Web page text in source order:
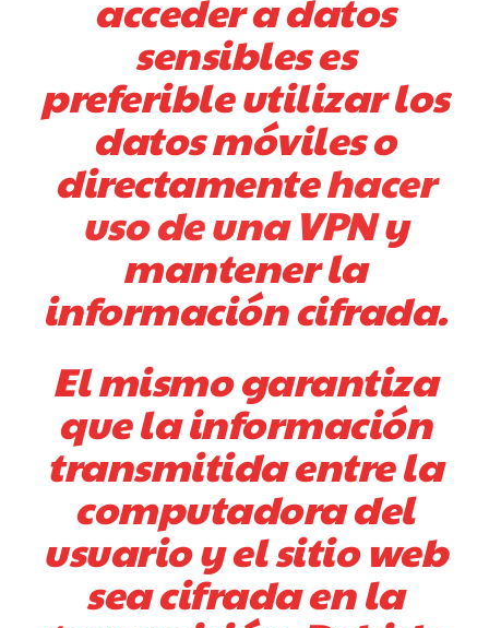
acceder a datos
sensibles es
preferible utilizar los
datos móviles o
directamentehacer
uso de una VPNy
mantener la
información cifrada.
El mismo garantiza
que la información
transmitida entre la
computadora del
usuario y el sitio web
sea cifrada en la